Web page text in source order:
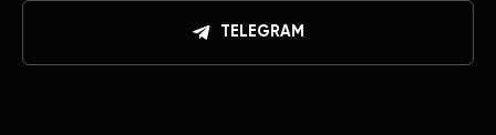
TELEGRAM